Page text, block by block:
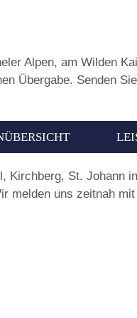
Alpen, am Wilden
Übergabe. Senden
Kirchberg, St.
melden uns zeitnah